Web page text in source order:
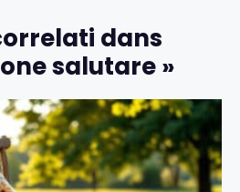
dans
salutare »